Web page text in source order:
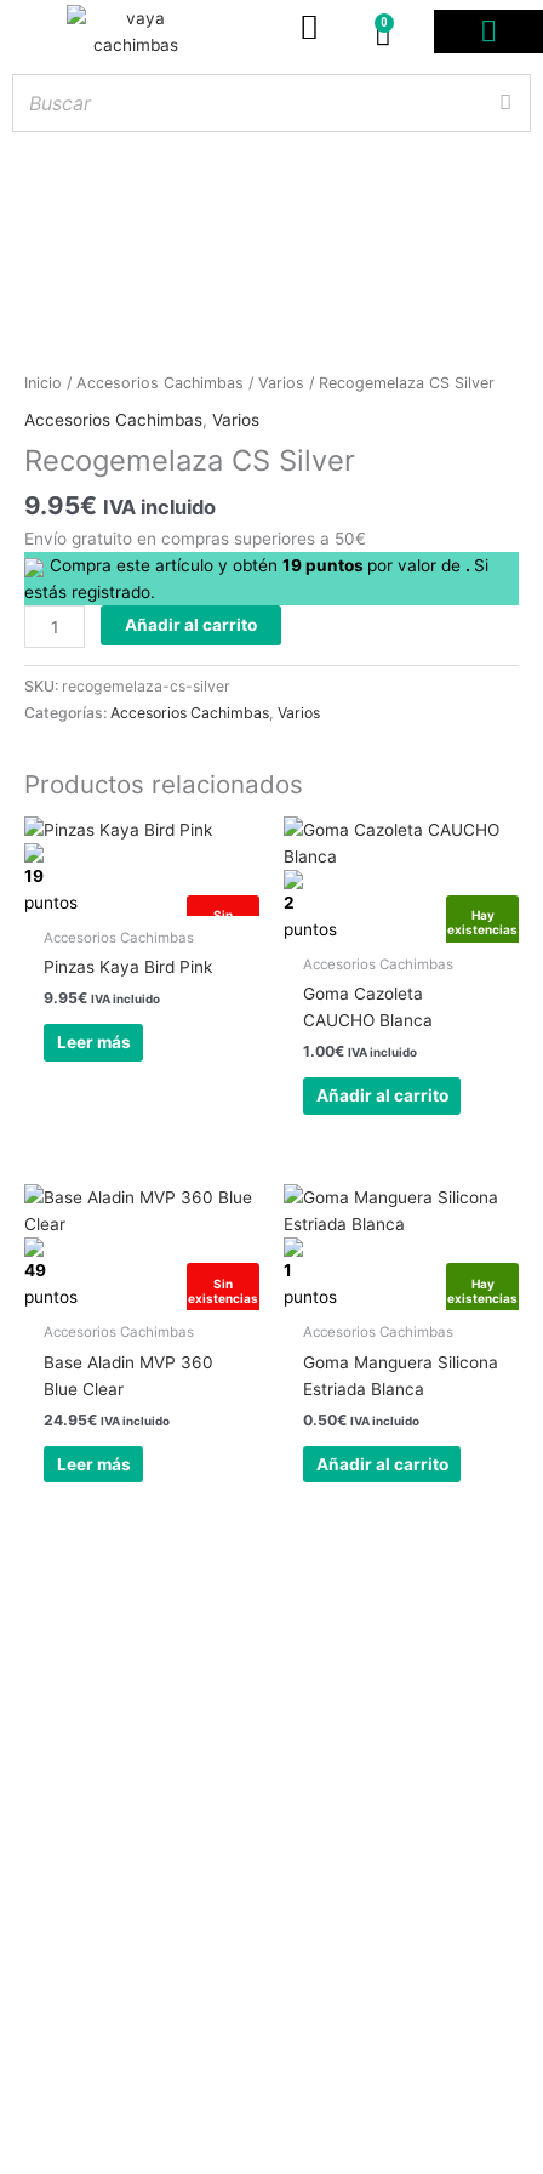
0
Carrito
Inicio / Accesorios Cachimbas / Varios / Recogemelaza CS Silver
Accesorios Cachimbas, Varios
Recogemelaza CS Silver
9.95€ IVA incluido
Envío gratuito en compras superiores a 50€
Compra este artículo y obtén 19puntos por valor de . Si
estás registrado.
Recogemelaza
cantidad
Añadir al carrito
SKU: recogemelaza-cs-silver
Categorías: Accesorios Cachimbas, Varios
Productos relacionados
Sin
19
puntos
Accesorios Cachimbas
Pinzas Kaya Bird Pink
9.95€ IVA incluido
Leer más
Hay
existencias
2
puntos
Accesorios Cachimbas
Goma Cazoleta
CAUCHO Blanca
1.00€ IVA incluido
Añadir al carrito
Sin
existencias
49
puntos
Accesorios Cachimbas
Base Aladin MVP 360
Blue Clear
24.95€ IVA incluido
Leer más
Hay
existencias
1
puntos
Accesorios Cachimbas
Goma Manguera Silicona
Estriada Blanca
0.50€ IVA incluido
Añadir al carrito